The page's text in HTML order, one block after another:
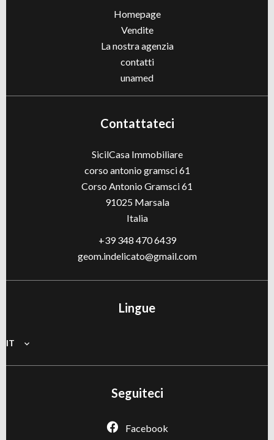
Homepage
Vendite
La nostra agenzia
contatti
unamed
Contattateci
SicilCasa Immobiliare
corso antonio gramsci 61
Corso Antonio Gramsci 61
91025Marsala
Italia
+39 348 470 6439
geom.indelicato@gmail.com
Lingue
IT
Seguiteci
Facebook